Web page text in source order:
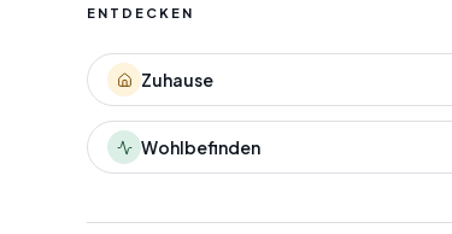
ENTDECKEN
Zuhause
Wohlbefinden